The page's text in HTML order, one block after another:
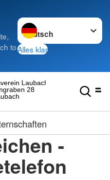
to
Sprache wechseln zu
Alles klar
28
Laubach
-